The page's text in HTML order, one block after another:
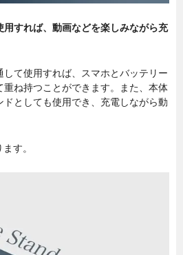
用すれば、動画などを楽しみながら充
て使用すれば、スマホとバッテリー
ね持つことができます。また、本体
としても使用でき、充電しながら動
す。